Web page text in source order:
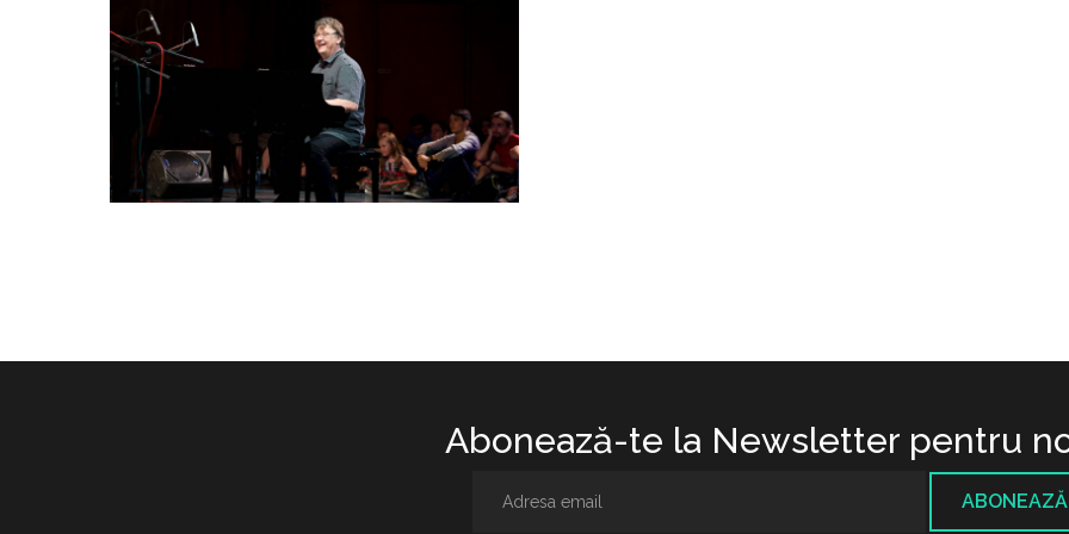
Abonează-te la Newsletter pentru